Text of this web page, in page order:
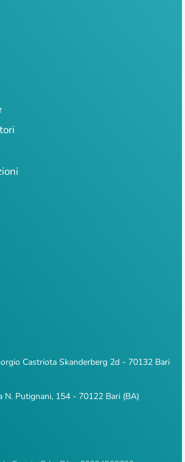
Castriota Skanderberg 2d - 70132 Bari
N. Putignani, 154 - 70122 Bari (BA)